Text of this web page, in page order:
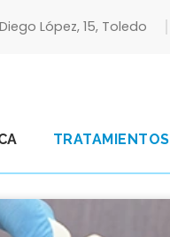
López, 15, Toledo
TRATAMIENTOS